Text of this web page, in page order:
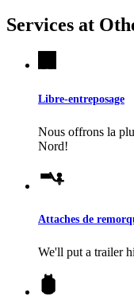
Services at
Libre-entreposage
Nous offrons la
Nord!
Attaches de
We'll put a trailer